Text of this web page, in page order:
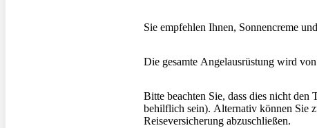
Sie empfehlen Ihnen, Sonnencreme
Die gesamte Angelausrüstung wird
Bitte beachten Sie, dass dies nicht
behilflich sein). Alternativ können Sie
Reiseversicherung abzuschließen.